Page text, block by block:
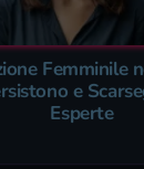
Femminile
e
Esperte